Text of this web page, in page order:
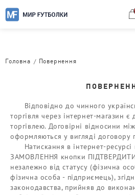
Головна / Повернення
Відповідно до чинного
торгівля через інтернет-магазин є
торгівлею. Договірні відносини
оформляються у вигляді договору
Натискання в інтернет-ресурсі
ЗАМОВЛЕННЯ кнопки
незалежно від статусу (фізична
фізична особа - підприємець),
законодавства, прийняв до